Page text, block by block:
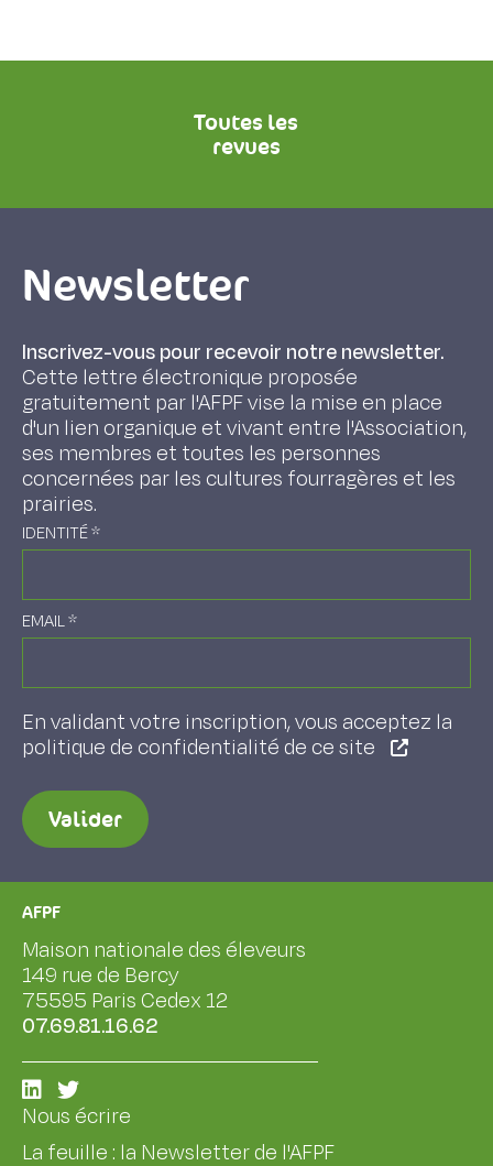
Toutes les
revues
Newsletter
Inscrivez-vous pour recevoir notre newsletter.
Cette lettre électronique proposée
gratuitement par l'AFPF vise la mise en place
d'un lien organique et vivant entre l'Association,
ses membres et toutes les personnes
concernées par les cultures fourragères et les
prairies.
IDENTITÉ*
EMAIL*
En validant votre inscription, vous acceptez la
politique de confidentialité de ce site
Valider
AFPF
Maison nationale des éleveurs
149 rue de Bercy
75595 Paris Cedex 12
07.69.81.16.62
Nous écrire
La feuille : la Newsletter de l'AFPF